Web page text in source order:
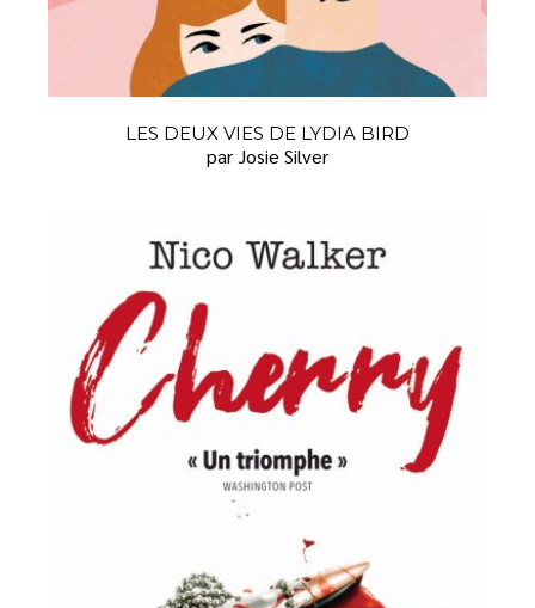
LES DEUX VIES DE LYDIA BIRD
par Josie Silver